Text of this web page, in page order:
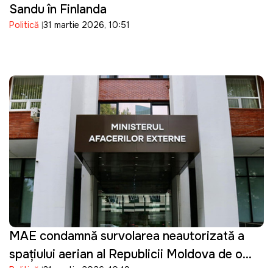
Sandu în Finlanda
Politică 31 martie 2026, 10:51
MAE condamnă survolarea neautorizată a
spațiului aerian al Republicii Moldova de o